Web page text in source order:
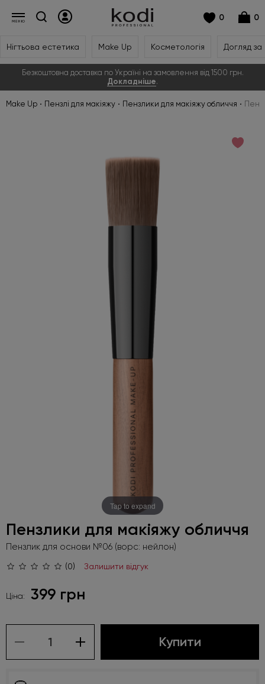
0 0
Нігтьова естетика Make Up Косметологія Догляд
Безкоштовна доставка по Україні на замовлення від 1500 грн.
Докладніше.
Make Up Пензлі для макіяжу Пензлики для макіяжу обличчя
Tap to expand
Пензлики для макіяжу обличчя
Пензлик для основи №06 (ворс: нейлон)
(0) Залишити відгук
Ціна: 399 грн
Купити